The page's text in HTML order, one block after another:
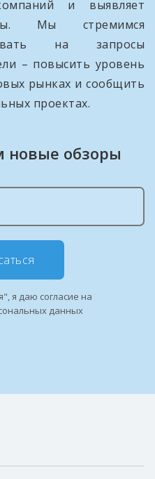
и выявляет
Мы стремимся
на запросы
– повысить уровень
рынках и сообщить
проектах.
новые обзоры
я даю согласие на
данных